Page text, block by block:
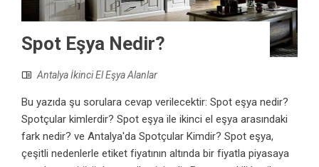
Spot Eşya Nedir?
Antalya İkinci El Eşya Alanlar
Bu yazıda şu sorulara cevap verilecektir: Spot eşya nedir?
Spotçular kimlerdir? Spot eşya ile ikinci el eşya arasındaki
fark nedir? ve Antalya'da Spotçular Kimdir? Spot eşya,
çeşitli nedenlerle etiket fiyatının altında bir fiyatla piyasaya